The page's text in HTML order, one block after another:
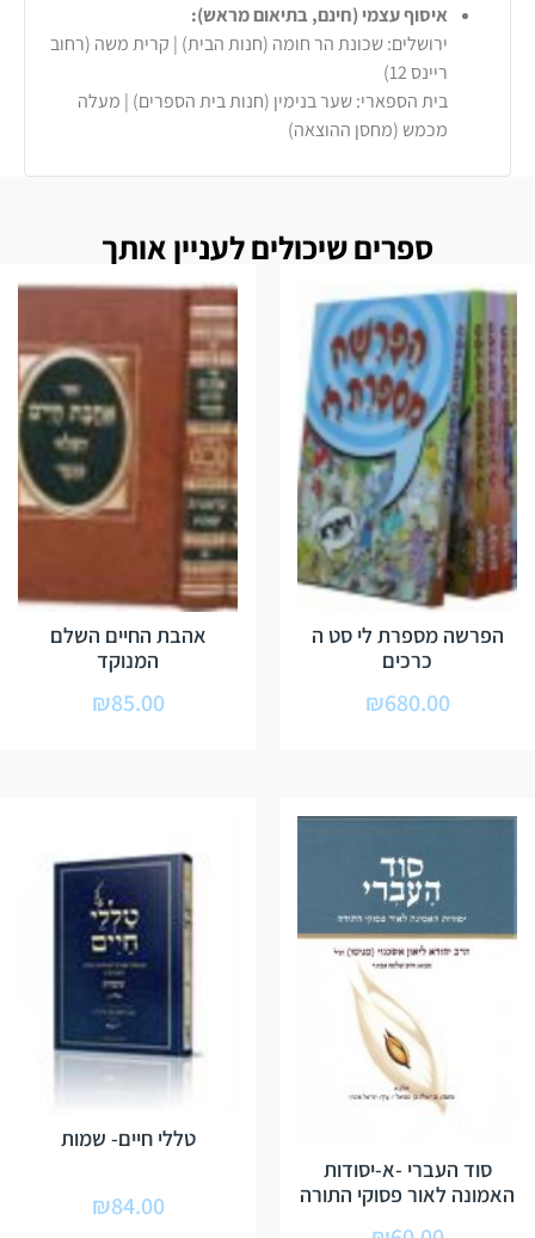
איסוף עצמי (חינם, בתיאום מראש):
ירושלים: שכונת הר חומה (חנות הבית) | קרית משה (רחוב
ריינס 12)
בית הספארי: שער בנימין (חנות בית הספרים) | מעלה
מכמש (מחסן ההוצאה)
ספרים שיכולים לעניין אותך
הפרשה מספרת לי סט ה
כרכים
₪680.00
אהבת החיים השלם
המנוקד
₪85.00
סוד העברי -א-יסודות
האמונה לאור פסוקי התורה
טללי חיים- שמות
₪84.00